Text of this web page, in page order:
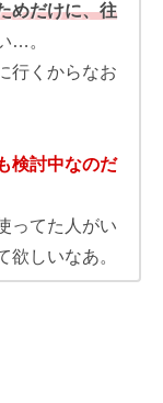
めだけに、往
…。
行くからなお
検討中なのだ
ってた人がい
欲しいなあ。